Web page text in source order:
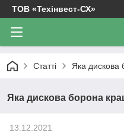
ТОВ «Техінвест-СХ»
Статті Яка дискова
Яка дискова борона
13.12.2021